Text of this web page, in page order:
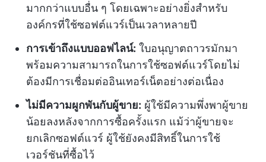
มากกว่าแบบอื่น ๆ โดยเฉพาะอย่างยิ่งสำหรับ
องค์กรที่ใช้ซอฟต์แวร์เป็นเวลาหลายปี
การเข้าถึงแบบออฟไลน์: ใบอนุญาตถาวรมักมา
พร้อมความสามารถในการใช้ซอฟต์แวร์โดยไม่
ต้องมีการเชื่อมต่ออินเทอร์เน็ตอย่างต่อเนื่อง
ไม่มีความผูกพันกับผู้ขาย: ผู้ใช้มีความพึ่งพาผู้ขาย
น้อยลงหลังจากการซื้อครั้งแรก แม้ว่าผู้ขายจะ
ยกเลิกซอฟต์แวร์ ผู้ใช้ยังคงมีสิทธิ์ในการใช้
เวอร์ชันที่ซื้อไว้